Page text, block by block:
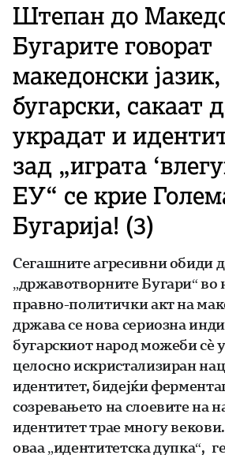
Штепан до
Бугарите говорат
македонски
бугарски, сакаат
украдат и
зад „играта
ЕУ“ се крие
Бугарија! (3)
Сегашните агресивни обиди
„државотворните Бугари“ во
правно-политички акт на
држава се нова сериозна
бугарскиот народ можеби сѐ
целосно искристализиран
идентитет, бидејќи
созревањето на слоевите на
идентитет трае многу векови.
оваа „идентитетска дупка“,